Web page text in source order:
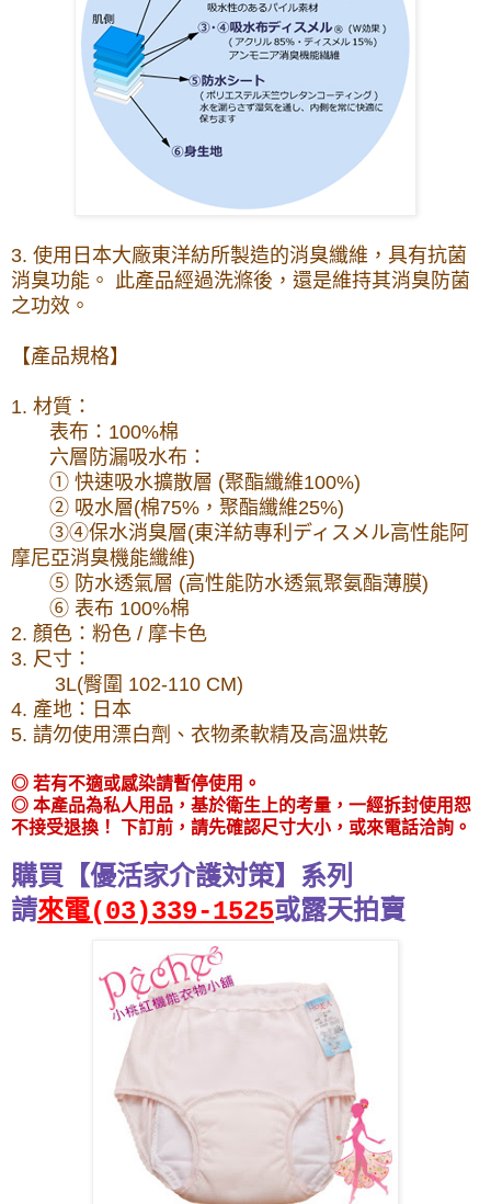
3. 使用日本大廠東洋紡所製造的消臭纖維，具有抗菌
消臭功能。 此產品經過洗滌後，還是維持其消臭防菌
之功效。
【產品規格】
1. 材質：
表布：100%棉
六層防漏吸水布：
① 快速吸水擴散層 (聚酯纖維100%)
② 吸水層(棉75%，聚酯纖維25%)
③④保水消臭層(東洋紡專利ディスメル高性能阿
摩尼亞消臭機能纖維)
⑤ 防水透氣層 (高性能防水透氣聚氨酯薄膜)
⑥ 表布 100%棉
2. 顏色：粉色 / 摩卡色
3. 尺寸：
3L(臀圍 102-110 CM)
4. 產地：日本
5. 請勿使用漂白劑、衣物柔軟精及高溫烘乾
◎ 若有不適或感染請暫停使用。
◎ 本產品為私人用品，基於衛生上的考量，一經拆封使用恕
不接受退換！ 下訂前，請先確認尺寸大小，或來電話洽詢。
購買【優活家介護対策】系列
請來電(03)339-1525或露天拍賣